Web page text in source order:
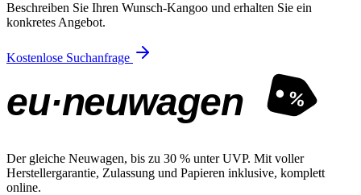
Beschreiben Sie Ihren Wunsch-Kangoo und erhalten Sie ein
konkretes Angebot.
Kostenlose Suchanfrage
eu·neuwagen %
Der gleiche Neuwagen, bis zu 30 % unter UVP. Mit voller
Herstellergarantie, Zulassung und Papieren inklusive, komplett
online.